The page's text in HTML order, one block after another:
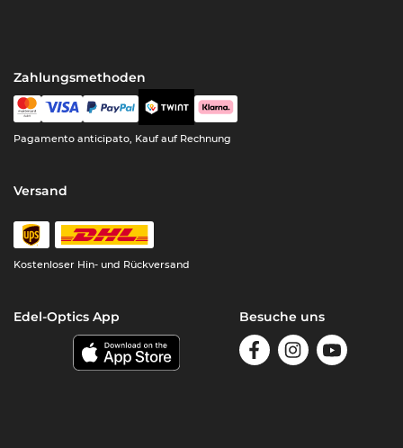
Zahlungsmethoden
Pagamento anticipato, Kauf auf Rechnung
Versand
Kostenloser Hin- und Rückversand
Edel-Optics App Besuche uns